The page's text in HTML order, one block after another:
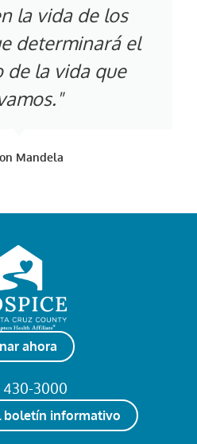
la vida de los
determinará el
de la vida que
Mandela
ahora
430-3000
boletín informativo